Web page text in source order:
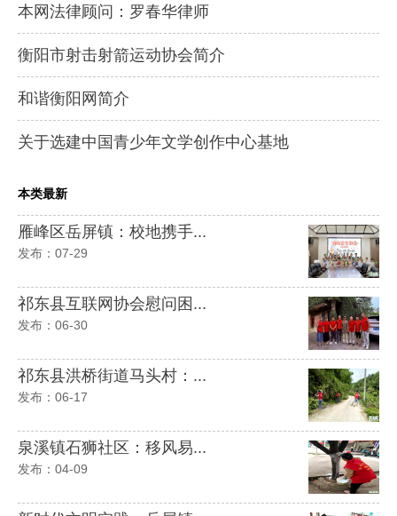
本网法律顾问：罗春华律师
衡阳市射击射箭运动协会简介
和谐衡阳网简介
关于选建中国青少年文学创作中心基地
本类最新
雁峰区岳屏镇：校地携手...
发布：07-29
祁东县互联网协会慰问困...
发布：06-30
祁东县洪桥街道马头村：...
发布：06-17
泉溪镇石狮社区：移风易...
发布：04-09